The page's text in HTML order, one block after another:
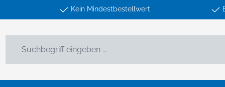
Kein Mindestbestellwert